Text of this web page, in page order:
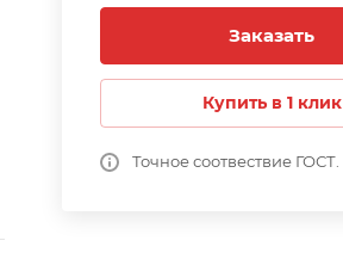
Заказать
Купить в 1 клик
Точное соотвествие ГОСТ.